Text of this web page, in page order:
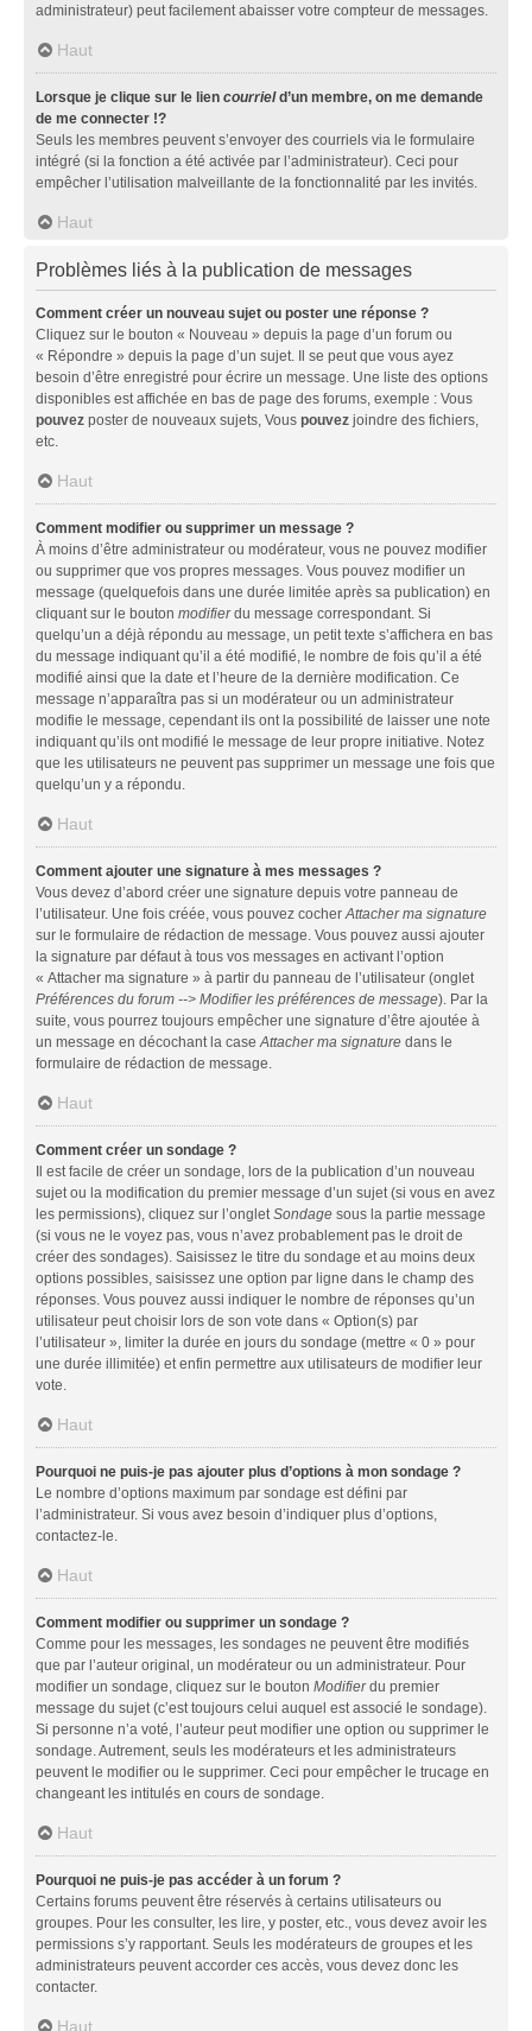
administrateur) peut facilement abaisser votre compteur de messages.
Haut
Lorsque je clique sur le lien courrield’un membre, on me demande
de me connecter !?
Seuls les membres peuvent s’envoyer des courriels via le formulaire
intégré (si la fonction a été activée par l’administrateur). Ceci pour
empêcher l’utilisation malveillante de la fonctionnalité par les invités.
Haut
Problèmes liés à la publication de messages
Comment créer un nouveau sujet ou poster une réponse ?
Cliquez sur le bouton « Nouveau » depuis la page d’un forum ou
« Répondre » depuis la page d’un sujet. Il se peut que vous ayez
besoin d’être enregistré pour écrire un message. Une liste des options
disponibles est affichée en bas de page des forums, exemple : Vous
pouvez poster de nouveaux sujets, Vous pouvez joindre des fichiers,
etc.
Haut
Comment modifier ou supprimer un message ?
À moins d’être administrateur ou modérateur, vous ne pouvez modifier
ou supprimer que vos propres messages. Vous pouvez modifier un
message (quelquefois dans une durée limitée après sa publication) en
cliquant sur le bouton modifierdu message correspondant. Si
quelqu’un a déjà répondu au message, un petit texte s’affichera en bas
du message indiquant qu’il a été modifié, le nombre de fois qu’il a été
modifié ainsi que la date et l’heure de la dernière modification. Ce
message n’apparaîtra pas si un modérateur ou un administrateur
modifie le message, cependant ils ont la possibilité de laisser une note
indiquant qu’ils ont modifié le message de leur propre initiative. Notez
que les utilisateurs ne peuvent pas supprimer un message une fois que
quelqu’un y a répondu.
Haut
Comment ajouter une signature à mes messages ?
Vous devez d’abord créer une signature depuis votre panneau de
l’utilisateur. Une fois créée, vous pouvez cocherAttacher ma signature
sur le formulaire de rédaction de message. Vous pouvez aussi ajouter
la signature par défaut à tous vos messages en activant l’option
« Attacher ma signature » à partir du panneau de l’utilisateur (onglet
Préférences du forum --> Modifier les préférences de message). Par la
suite, vous pourrez toujours empêcher une signature d’être ajoutée à
un message en décochant la caseAttacher ma signature dans le
formulaire de rédaction de message.
Haut
Comment créer un sondage ?
Il est facile de créer un sondage, lors de la publication d’un nouveau
sujet ou la modification du premier message d’un sujet (si vous en avez
les permissions), cliquez sur l’ongletSondage sous la partie message
(si vous ne le voyez pas, vous n’avez probablement pas le droit de
créer des sondages). Saisissez le titre du sondage et au moins deux
options possibles, saisissez une option par ligne dans le champ des
réponses. Vous pouvez aussi indiquer le nombre de réponses qu’un
utilisateur peut choisir lors de son vote dans « Option(s) par
l’utilisateur », limiter la durée en jours du sondage (mettre « 0 » pour
une durée illimitée) et enfin permettre aux utilisateurs de modifier leur
vote.
Haut
Pourquoi ne puis-je pas ajouter plus d’options à mon sondage ?
Le nombre d’options maximum par sondage est défini par
l’administrateur. Si vous avez besoin d’indiquer plus d’options,
contactez-le.
Haut
Comment modifier ou supprimer un sondage ?
Comme pour les messages, les sondages ne peuvent être modifiés
que par l’auteur original, un modérateur ou un administrateur. Pour
modifier un sondage, cliquez sur le bouton Modifierdu premier
message du sujet (c’est toujours celui auquel est associé le sondage).
Si personne n’a voté, l’auteur peut modifier une option ou supprimer le
sondage. Autrement, seuls les modérateurs et les administrateurs
peuvent le modifier ou le supprimer. Ceci pour empêcher le trucage en
changeant les intitulés en cours de sondage.
Haut
Pourquoi ne puis-je pas accéder à un forum ?
Certains forums peuvent être réservés à certains utilisateurs ou
groupes. Pour les consulter, les lire, y poster, etc., vous devez avoir les
permissions s’y rapportant. Seuls les modérateurs de groupes et les
administrateurs peuvent accorder ces accès, vous devez donc les
contacter.
Haut